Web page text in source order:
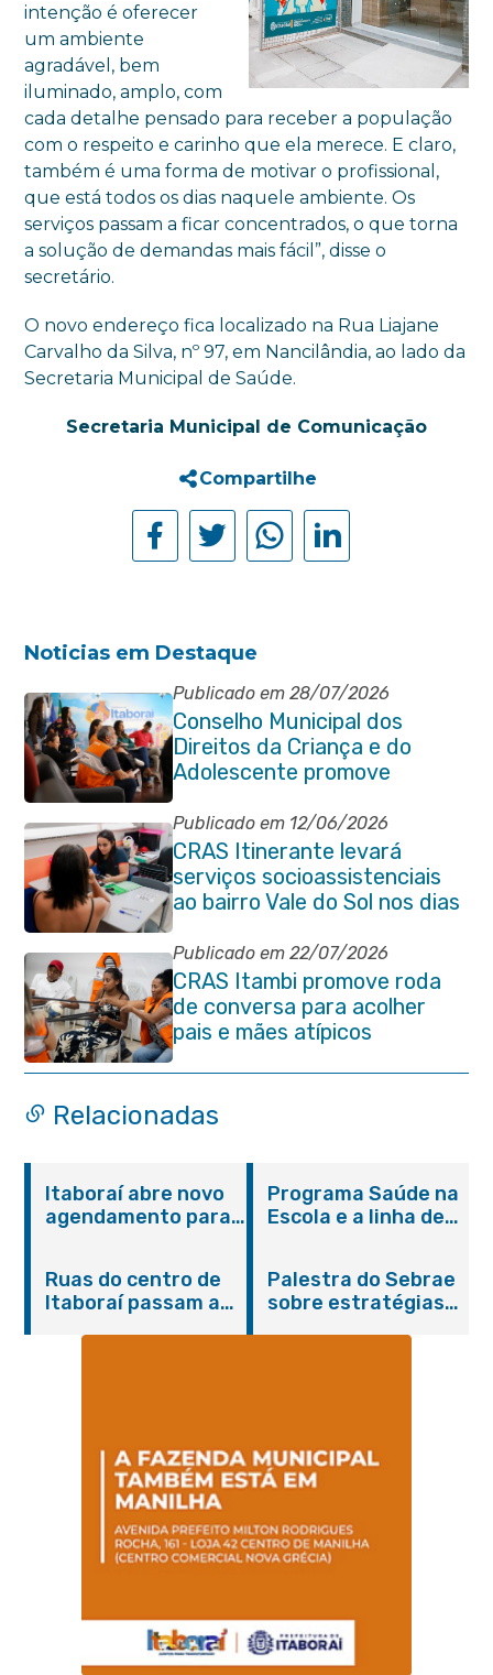
intenção é oferecer
um ambiente
agradável, bem
iluminado, amplo, com
cada detalhe pensado para receber a população
com o respeito e carinho que ela merece. E claro,
também é uma forma de motivar o profissional,
que está todos os dias naquele ambiente. Os
serviços passam a ficar concentrados, o que torna
a solução de demandas mais fácil”, disse o
secretário.
O novo endereço fica localizado na Rua Liajane
Carvalho da Silva, nº 97, em Nancilândia, ao lado da
Secretaria Municipal de Saúde.
Secretaria Municipal de Comunicação
Compartilhe
Noticias em Destaque
Publicado em 28/07/2026
Conselho Municipal dos
Direitos da Criança e do
Adolescente promove
reunião de alinhamento com
órgãos públicos
Publicado em 12/06/2026
CRAS Itinerante levará
serviços socioassistenciais
ao bairro Vale do Sol nos dias
15 e 16 de junho e Vila
Gabriela 18 de junho
Publicado em 22/07/2026
CRAS Itambi promove roda
de conversa para acolher
pais e mães atípicos
Relacionadas
Itaboraí abre novo
agendamento para
Programa Saúde na
Escola e a linha de
promovem
conscientização
sobre hanseníase
Ruas do centro de
Itaboraí passam a
Palestra do Sebrae
sobre estratégias